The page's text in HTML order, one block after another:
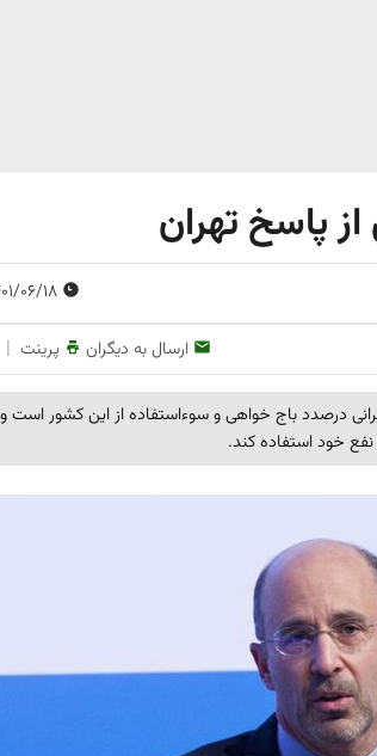
پاسخ تهران
ارسال به دیگران پرینت |
درصدد باج خواهی و سوءاستفاده از این کشور است
خود استفاده کند.